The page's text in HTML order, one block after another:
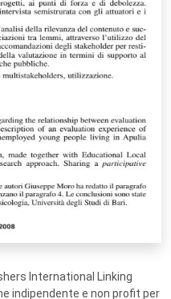
International Linking
indipendente e non profit per